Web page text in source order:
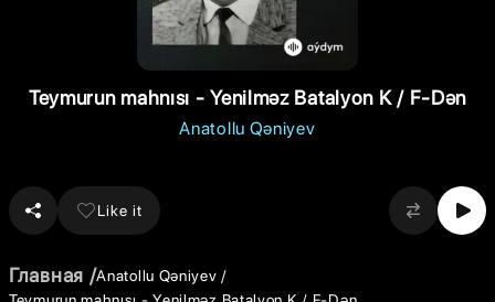
Teymurun mahnısı - Yenilməz Batalyon K / F-Dən
Anatollu Qəniyev
Like it
Главная
Anatollu Qəniyev